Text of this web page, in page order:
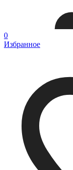
0
Избранное